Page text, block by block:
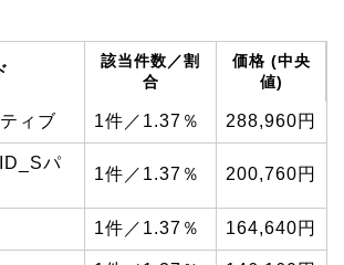
該当件数／割
合
価格 (中央
値)
ィブ 1件／1.37％ 288,960円
パ
1件／1.37％ 200,760円
1件／1.37％ 164,640円